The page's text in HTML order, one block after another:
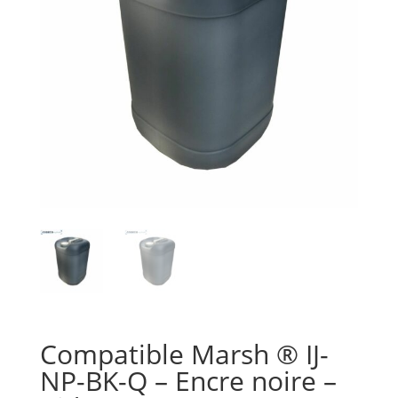
Compatible Marsh ® IJ-
NP-BK-Q – Encre noire –